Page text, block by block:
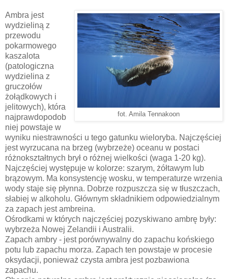
fot. Amila Tennakoon
Ambra jest
wydzieliną z
przewodu
pokarmowego
kaszalota
(patologiczna
wydzielina z
gruczołów
żołądkowych i
jelitowych), która
najprawdopodob
niej powstaje w
wyniku niestrawności u tego gatunku wieloryba. Najczęściej
jest wyrzucana na brzeg (wybrzeże) oceanu w postaci
różnokształtnych brył o różnej wielkości (waga 1-20 kg).
Najczęściej występuje w kolorze: szarym, żółtawym lub
brązowym. Ma konsystencję wosku, w temperaturze wrzenia
wody staje się płynna. Dobrze rozpuszcza się w tłuszczach,
słabiej w alkoholu. Głównym składnikiem odpowiedzialnym
za zapach jest ambreina.
Ośrodkami w których najczęściej pozyskiwano ambrę były:
wybrzeża Nowej Zelandii i Australii.
Zapach ambry - jest porównywalny do zapachu końskiego
potu lub zapachu morza. Zapach ten powstaje w procesie
oksydacji, ponieważ czysta ambra jest pozbawiona
zapachu.